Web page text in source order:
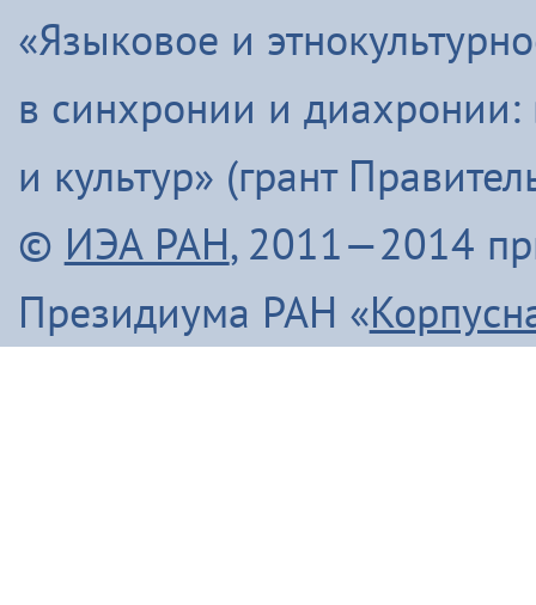
«Языковое и
в синхронии и диахронии:
и культур» (грант
© ИЭА РАН, 2011—2014
Президиума РАН «